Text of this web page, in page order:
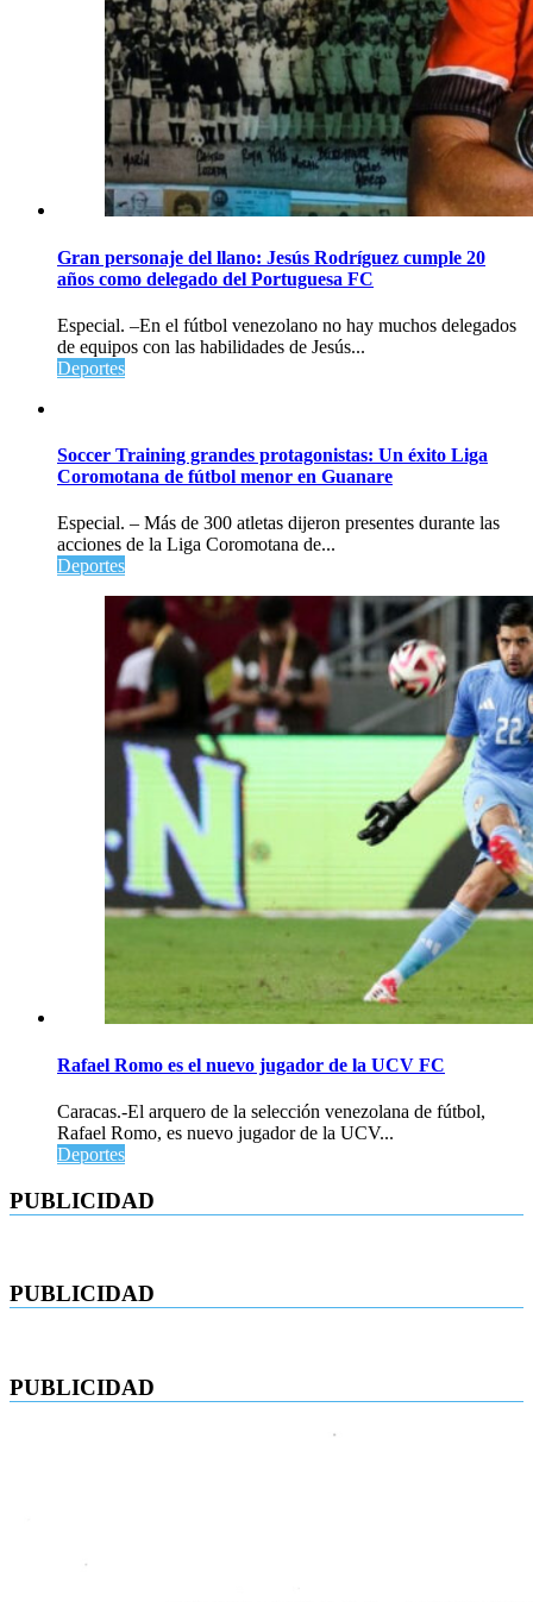
Gran personaje del llano: Jesús Rodríguez cumple 20
años como delegado del Portuguesa FC
Especial. –En el fútbol venezolano no hay muchos delegados
de equipos con las habilidades de Jesús...
Deportes
Soccer Training grandes protagonistas: Un éxito Liga
Coromotana de fútbol menor en Guanare
Especial. – Más de 300 atletas dijeron presentes durante las
acciones de la Liga Coromotana de...
Deportes
Rafael Romo es el nuevo jugador de la UCV FC
Caracas.-El arquero de la selección venezolana de fútbol,
Rafael Romo, es nuevo jugador de la UCV...
Deportes
PUBLICIDAD
PUBLICIDAD
PUBLICIDAD